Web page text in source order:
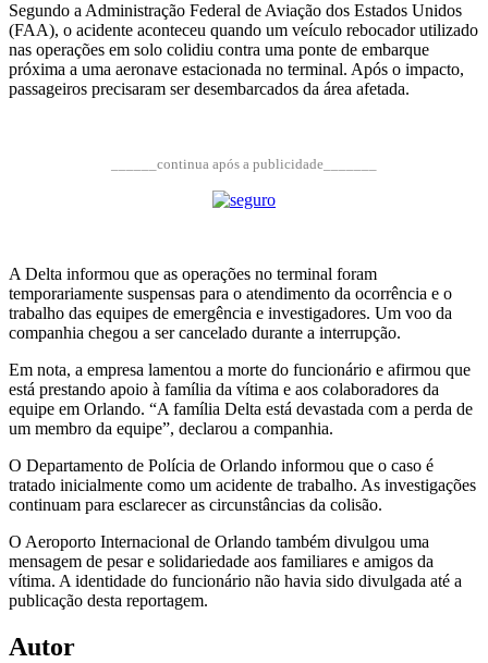
Segundo a Administração Federal de Aviação dos Estados Unidos
(FAA), o acidente aconteceu quando um veículo rebocador utilizado
nas operações em solo colidiu contra uma ponte de embarque
próxima a uma aeronave estacionada no terminal. Após o impacto,
passageiros precisaram ser desembarcados da área afetada.
______continua após a publicidade_______
A Delta informou que as operações no terminal foram
temporariamente suspensas para o atendimento da ocorrência e o
trabalho das equipes de emergência e investigadores. Um voo da
companhia chegou a ser cancelado durante a interrupção.
Em nota, a empresa lamentou a morte do funcionário e afirmou que
está prestando apoio à família da vítima e aos colaboradores da
equipe em Orlando. “A família Delta está devastada com a perda de
um membro da equipe”, declarou a companhia.
O Departamento de Polícia de Orlando informou que o caso é
tratado inicialmente como um acidente de trabalho. As investigações
continuam para esclarecer as circunstâncias da colisão.
O Aeroporto Internacional de Orlando também divulgou uma
mensagem de pesar e solidariedade aos familiares e amigos da
vítima. A identidade do funcionário não havia sido divulgada até a
publicação desta reportagem.
Autor